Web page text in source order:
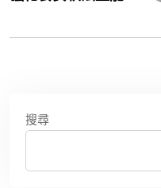
搜尋